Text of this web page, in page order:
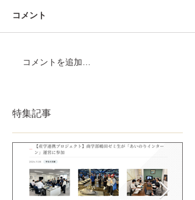
コメント
コメントを追加…
特集記事